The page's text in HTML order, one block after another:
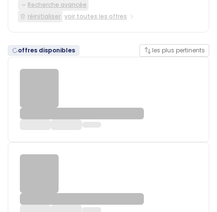
Recherche avancée
réinitialiser voir toutes les offres
offres disponibles les plus pertinents